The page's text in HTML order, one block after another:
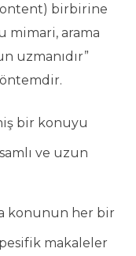
birbirine
mimari, arama
uzmanıdır”
bir konuyu
ve uzun
konunun her bir
makaleler